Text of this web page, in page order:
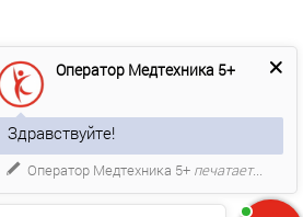
Оператор Медтехника 5+
Здравствуйте!
Оператор Медтехника 5+ печатает...